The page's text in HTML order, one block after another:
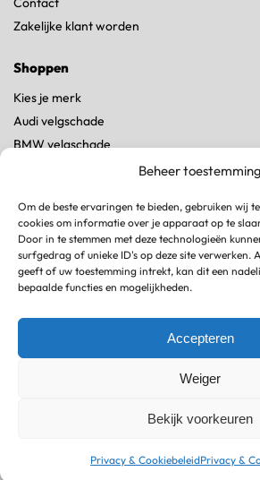
Beheer toestemming
Om de beste ervaringen te bieden, gebruiken wij
cookies om informatie over je apparaat op te
Door in te stemmen met deze technologieën
surfgedrag of unieke ID's op deze site verwerken.
geeft of uw toestemming intrekt, kan dit een
bepaalde functies en mogelijkheden.
Accepteren
Weiger
Bekijk voorkeuren
Privacy & CookiebeleidPrivacy &
Zakelijke klant worden
Shoppen
Kies je merk
Audi velgschade
BMW velgschade
Land Rover velgschade
Porsche velgschade
Tesla velgschade
Kennisbank
Zwarte velgen bijwerken